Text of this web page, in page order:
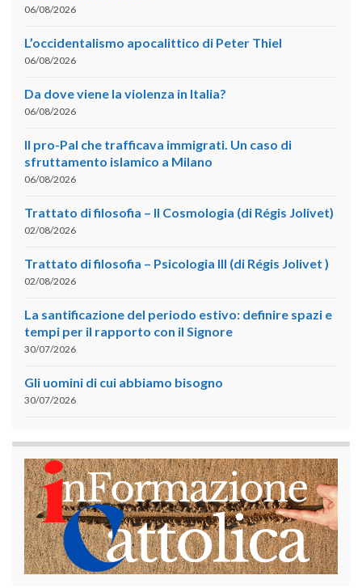
06/08/2026
L’occidentalismo apocalittico di Peter Thiel
06/08/2026
Da dove viene la violenza in Italia?
06/08/2026
Il pro-Pal che trafficava immigrati. Un caso di
sfruttamento islamico a Milano
06/08/2026
Trattato di filosofia – II Cosmologia (di Régis Jolivet)
02/08/2026
Trattato di filosofia – Psicologia III (di Régis Jolivet )
02/08/2026
La santificazione del periodo estivo: definire spazi e
tempi per il rapporto con il Signore
30/07/2026
Gli uomini di cui abbiamo bisogno
30/07/2026